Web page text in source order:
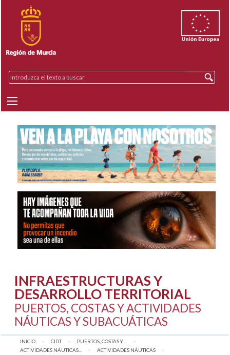
INFRAESTRUCTURAS Y
DESARROLLO TERRITORIAL
PUERTOS, COSTAS Y ACTIVIDADES
NÁUTICAS Y SUBACUÁTICAS
INICIO CIDT
PUERTOS, COSTAS Y ...
ACTIVIDADES NÁUTICAS...
ACTIVIDADES NÁUTICAS